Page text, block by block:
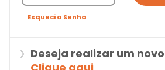
Esqueci a Senha
Deseja realizar um